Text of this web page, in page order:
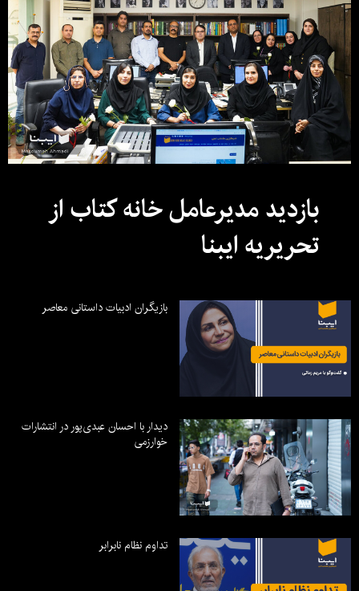
بازدید مدیرعامل خانه کتاب از
تحریریه ایبنا
بازیگران ادبیات داستانی معاصر
دیدار با احسان عبدی‌پور در انتشارات
خوارزمی
تداوم نظام نابرابر